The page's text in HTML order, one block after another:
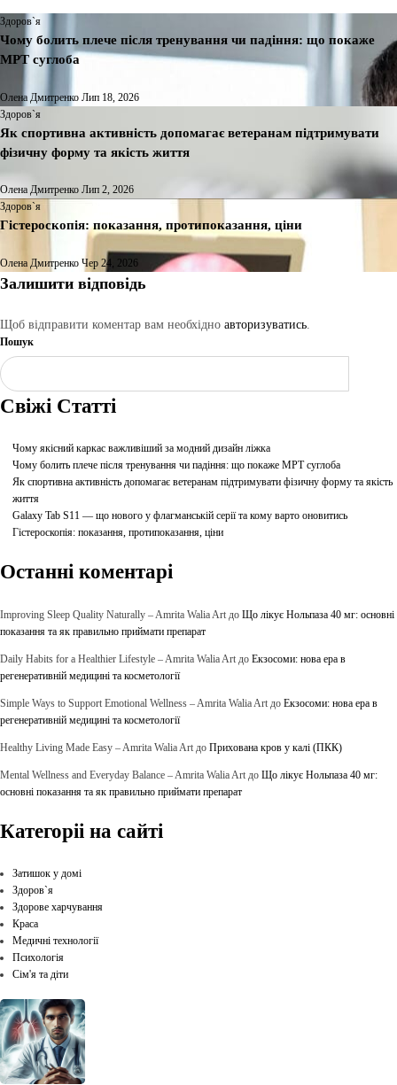
Здоров`я
Чому болить плече після тренування чи падіння: що покаже
МРТ суглоба
Олена Дмитренко Лип 18, 2026
Здоров`я
Як спортивна активність допомагає ветеранам підтримувати
фізичну форму та якість життя
Олена Дмитренко Лип 2, 2026
Здоров`я
Гістероскопія: показання, протипоказання, ціни
Олена Дмитренко Чер 24, 2026
Залишити відповідь
Щоб відправити коментар вам необхідно авторизуватись.
Пошук
Свіжі Статті
Чому якісний каркас важливіший за модний дизайн ліжка
Чому болить плече після тренування чи падіння: що покаже МРТ суглоба
Як спортивна активність допомагає ветеранам підтримувати фізичну форму та якість
життя
Galaxy Tab S11 — що нового у флагманській серії та кому варто оновитись
Гістероскопія: показання, протипоказання, ціни
Останні коментарі
Improving Sleep Quality Naturally – Amrita Walia Art до Що лікує Нольпаза 40 мг: основні
показання та як правильно приймати препарат
Daily Habits for a Healthier Lifestyle – Amrita Walia Art до Екзосоми: нова ера в
регенеративній медицині та косметології
Simple Ways to Support Emotional Wellness – Amrita Walia Art до Екзосоми: нова ера в
регенеративній медицині та косметології
Healthy Living Made Easy – Amrita Walia Art до Прихована кров у калі (ПКК)
Mental Wellness and Everyday Balance – Amrita Walia Art до Що лікує Нольпаза 40 мг:
основні показання та як правильно приймати препарат
Категоріі на сайті
Затишок у домі
Здоров`я
Здорове харчування
Краса
Медичні технології
Психологія
Сім'я та діти